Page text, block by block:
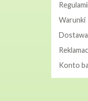
Warunki
Dostawa
Konto